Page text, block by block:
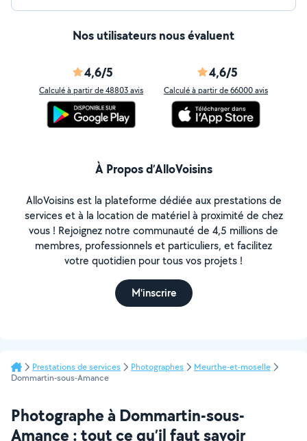
Nos utilisateurs nous évaluent
4,6/5
Calculé à partir de 48803 avis
4,6/5
Calculé à partir de 66000 avis
À Propos d’AlloVoisins
AlloVoisins est la plateforme dédiée aux prestations de
services et à la location de matériel à proximité de chez
vous ! Rejoignez notre communauté de 4,5 millions de
membres, professionnels et particuliers, et facilitez
votre quotidien pour tous vos projets !
M'inscrire
Prestations de services Photographes
Meurthe-et-moselle
Dommartin-sous-Amance
Photographe à Dommartin-sous-
Amance : tout ce qu’il faut savoir